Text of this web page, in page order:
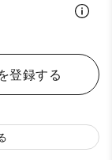
登録する